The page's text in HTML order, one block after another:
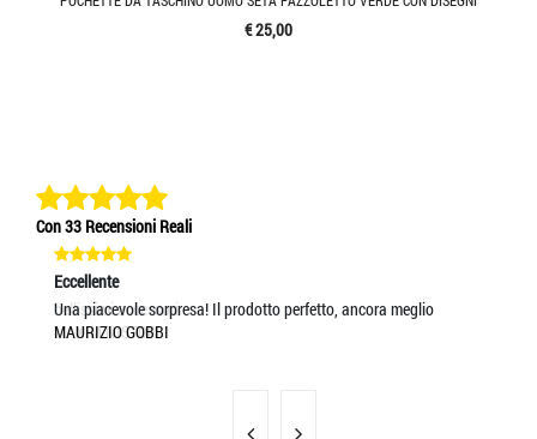
€ 25,00
Con 33 Recensioni Reali
Eccellente
bellissimi accessori
MAXIM NISTOR
Eccellente
Una piacevole sorpresa! Il prodotto perfetto, ancora meglio
MAURIZIO GOBBI